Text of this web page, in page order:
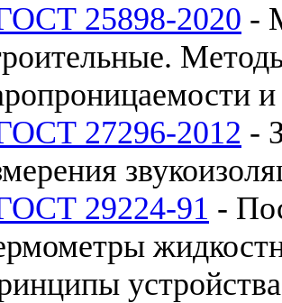
25898-2020 -
27296-2012 -
29224-91 -